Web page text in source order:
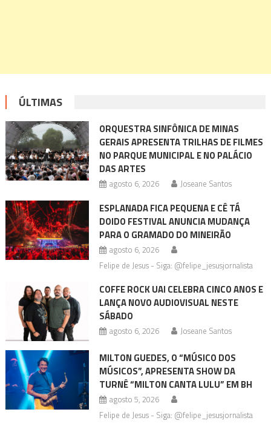
ÚLTIMAS
ORQUESTRA SINFÔNICA DE MINAS
GERAIS APRESENTA TRILHAS DE FILMES
NO PARQUE MUNICIPAL E NO PALÁCIO
DAS ARTES
agosto 6, 2026 Joseane Santos
ESPLANADA FICA PEQUENA E CÊ TÁ
DOIDO FESTIVAL ANUNCIA MUDANÇA
PARA O GRAMADO DO MINEIRÃO
agosto 6, 2026
Felipe de Jesus - Siga: @felipe_jesusjornalista
COFFE ROCK UAI CELEBRA CINCO ANOS E
LANÇA NOVO AUDIOVISUAL NESTE
SÁBADO
agosto 6, 2026 Joseane Santos
MILTON GUEDES, O “MÚSICO DOS
MÚSICOS”, APRESENTA SHOW DA
TURNÊ “MILTON CANTA LULU” EM BH
agosto 5, 2026
Felipe de Jesus - Siga: @felipe_jesusjornalista